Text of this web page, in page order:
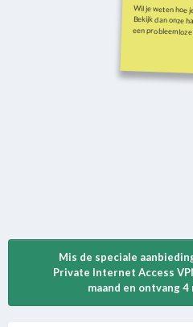
Wil je weten hoe
Bekijk dan onze
een
Mis de speciale
Private Internet Access
maand en ontvang